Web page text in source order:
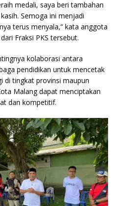
medali, saya beri tambahan
Semoga ini menjadi
terus menyala,” kata anggota
Fraksi PKS tersebut.
kolaborasi antara
pendidikan untuk mencetak
di tingkat provinsi maupun
Malang dapat menciptakan
dan kompetitif.